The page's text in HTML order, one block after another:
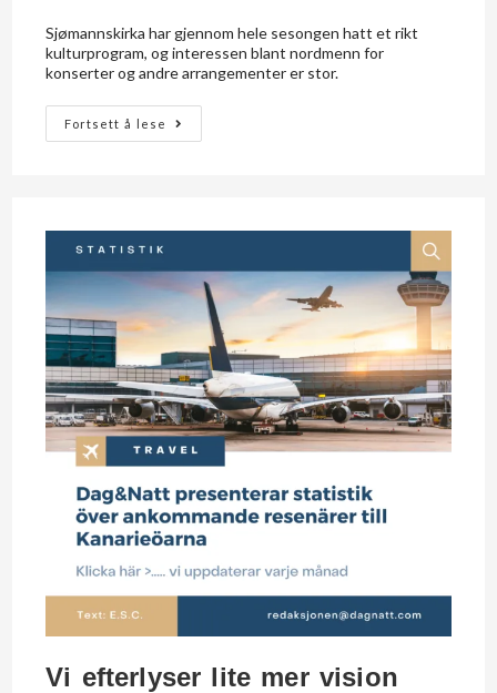
Sjømannskirka har gjennom hele sesongen hatt et rikt
kulturprogram, og interessen blant nordmenn for
konserter og andre arrangementer er stor.
Fortsett å lese
Vi efterlyser lite mer vision